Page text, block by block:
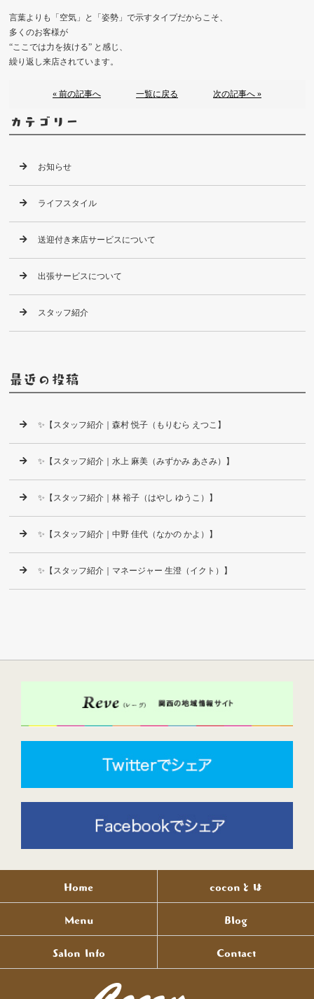
言葉よりも「空気」と「姿勢」で示すタイプだからこそ、
多くのお客様が
“ここでは力を抜ける” と感じ、
繰り返し来店されています。
« 前の記事へ 一覧に戻る 次の記事へ »
カテゴリー
お知らせ
ライフスタイル
送迎付き来店サービスについて
出張サービスについて
スタッフ紹介
最近の投稿
✨【スタッフ紹介｜森村 悦子（もりむら えつこ】
✨【スタッフ紹介｜水上 麻美（みずかみ あさみ）】
✨【スタッフ紹介｜林 裕子（はやし ゆうこ）】
✨【スタッフ紹介｜中野 佳代（なかの かよ）】
✨【スタッフ紹介｜マネージャー 生澄（イクト）】
Home coconとは
Menu Blog
Salon Info Contact